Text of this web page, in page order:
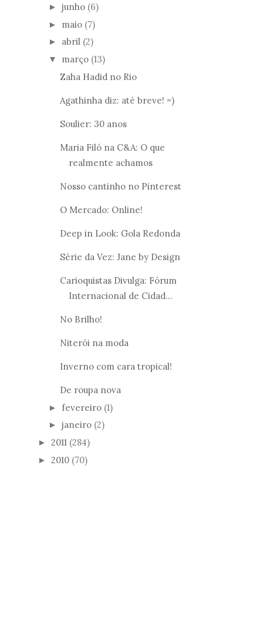
► junho (6)
► maio (7)
► abril (2)
▼ março (13)
Zaha Hadid no Rio
Agathinha diz: até breve! =)
Soulier: 30 anos
Maria Filó na C&A: O que
realmente achamos
Nosso cantinho no Pinterest
O Mercado: Online!
Deep in Look: Gola Redonda
Série da Vez: Jane by Design
Carioquistas Divulga: Fórum
Internacional de Cidad...
No Brilho!
Niterói na moda
Inverno com cara tropical!
De roupa nova
► fevereiro (1)
► janeiro (2)
► 2011 (284)
► 2010 (70)